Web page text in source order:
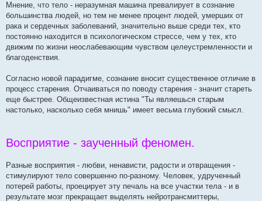
Мнение, что тело - неразумная машина превалирует в сознание
большинства людей, но тем не менее процент людей, умерших от
рака и сердечных заболеваний, значительно выше среди тех, кто
постоянно находится в психологическом стрессе, чем у тех, кто
движим по жизни неослабевающим чувством целеустремленности и
благоденствия.
Согласно новой парадигме, сознание вносит существенное отличие в
процесс старения. Отчаиваться по поводу старения - значит стареть
еще быстрее. Общеизвестная истина "Ты являешься старым
настолько, насколько себя мнишь" имеет весьма глубокий смысл.
Восприятие - заученный феномен.
Разные восприятия - любви, ненависти, радости и отвращения -
стимулируют тело совершенно по-разному. Человек, удрученный
потерей работы, проецирует эту печаль на все участки тела - и в
результате мозг прекращает выделять нейротрансмиттеры,